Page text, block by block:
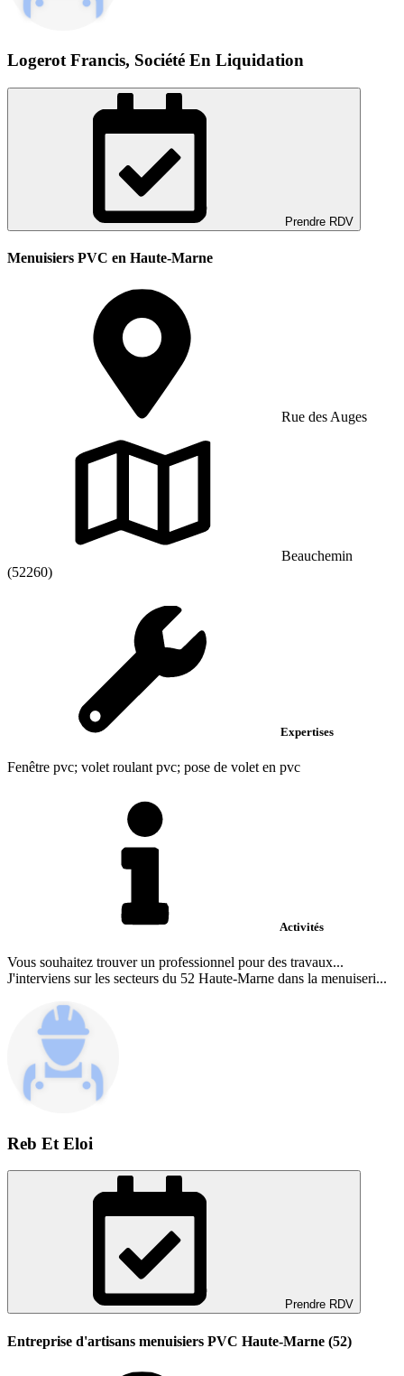
Logerot Francis, Société En Liquidation
Prendre RDV
Menuisiers PVC en Haute-Marne
Rue des Auges
Beauchemin
(52260)
Expertises
Fenêtre pvc; volet roulant pvc; pose de volet en pvc
Activités
Vous souhaitez trouver un professionnel pour des travaux...
J'interviens sur les secteurs du 52 Haute-Marne dans la menuiseri...
Reb Et Eloi
Prendre RDV
Entreprise d'artisans menuisiers PVC Haute-Marne (52)